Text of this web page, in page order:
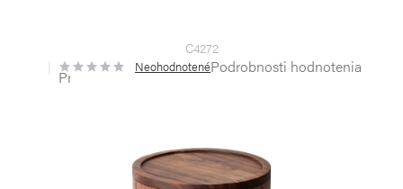
C4272
Priemerné
hodnotenie
NeohodnotenéPodrobnosti hodnotenia